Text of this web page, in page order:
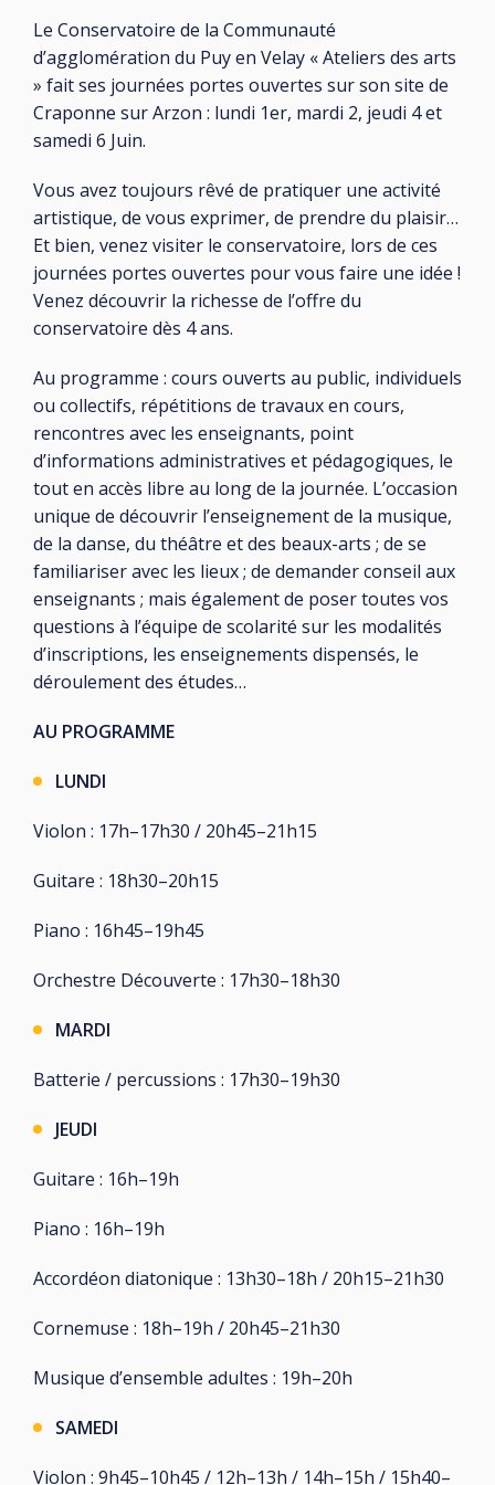
Le Conservatoire de la Communauté
d’agglomération du Puy en Velay « Ateliers des arts
» fait ses journées portes ouvertes sur son site de
Craponne sur Arzon : lundi 1er, mardi 2, jeudi 4 et
samedi 6 Juin.
Vous avez toujours rêvé de pratiquer une activité
artistique, de vous exprimer, de prendre du plaisir…
Et bien, venez visiter le conservatoire, lors de ces
journées portes ouvertes pour vous faire une idée !
Venez découvrir la richesse de l’offre du
conservatoire dès 4 ans.
Au programme : cours ouverts au public, individuels
ou collectifs, répétitions de travaux en cours,
rencontres avec les enseignants, point
d’informations administratives et pédagogiques, le
tout en accès libre au long de la journée. L’occasion
unique de découvrir l’enseignement de la musique,
de la danse, du théâtre et des beaux-arts ; de se
familiariser avec les lieux ; de demander conseil aux
enseignants ; mais également de poser toutes vos
questions à l’équipe de scolarité sur les modalités
d’inscriptions, les enseignements dispensés, le
déroulement des études…
AU PROGRAMME
LUNDI
Violon : 17h–17h30 / 20h45–21h15
Guitare : 18h30–20h15
Piano : 16h45–19h45
Orchestre Découverte : 17h30–18h30
MARDI
Batterie / percussions : 17h30–19h30
JEUDI
Guitare : 16h–19h
Piano : 16h–19h
Accordéon diatonique : 13h30–18h / 20h15–21h30
Cornemuse : 18h–19h / 20h45–21h30
Musique d’ensemble adultes : 19h–20h
SAMEDI
Violon : 9h45–10h45 / 12h–13h / 14h–15h / 15h40–